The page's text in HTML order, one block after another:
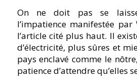
On ne doit pas se
l’impatience manifestée par
l’article cité plus haut. Il
d’électricité, plus sûres et
pays enclavé comme le
patience d’attendre qu’elles